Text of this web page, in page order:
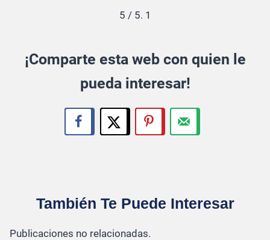
5 / 5. 1
¡Comparte esta web con quien le
pueda interesar!
También Te Puede Interesar
Publicaciones no relacionadas.